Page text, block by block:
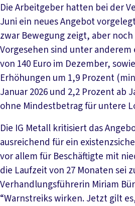
Die Arbeitgeber hatten bei der
Juni ein neues Angebot
zwar Bewegung zeigt, aber
Vorgesehen sind unter
von 140 Euro im Dezember,
Erhöhungen um 1,9 Prozent
Januar 2026 und 2,2 Prozent ab
ohne Mindestbetrag für untere
Die IG Metall kritisiert das
ausreichend für ein
vor allem für Beschäftigte mit
die Laufzeit von 27 Monaten sei
Verhandlungsführerin Miriam
“Warnstreiks wirken. Jetzt gilt